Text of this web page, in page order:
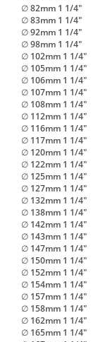
∅ 82mm 1 1/4"
∅ 83mm 1 1/4"
∅ 92mm 1 1/4"
∅ 98mm 1 1/4"
∅ 102mm 1 1/4"
∅ 105mm 1 1/4"
∅ 106mm 1 1/4"
∅ 107mm 1 1/4"
∅ 108mm 1 1/4"
∅ 112mm 1 1/4"
∅ 116mm 1 1/4"
∅ 117mm 1 1/4"
∅ 120mm 1 1/4"
∅ 122mm 1 1/4"
∅ 125mm 1 1/4"
∅ 127mm 1 1/4"
∅ 132mm 1 1/4"
∅ 138mm 1 1/4"
∅ 142mm 1 1/4"
∅ 143mm 1 1/4"
∅ 147mm 1 1/4"
∅ 150mm 1 1/4"
∅ 152mm 1 1/4"
∅ 154mm 1 1/4"
∅ 157mm 1 1/4"
∅ 158mm 1 1/4"
∅ 162mm 1 1/4"
∅ 165mm 1 1/4"